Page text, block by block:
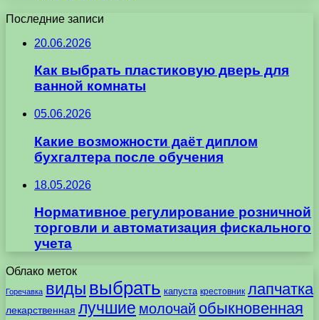
Последние записи
20.06.2026
Как выбрать пластиковую дверь для
ванной комнаты
05.06.2026
Какие возможности даёт диплом
бухгалтера после обучения
18.05.2026
Нормативное регулирование розничной
торговли и автоматизация фискального
учета
Облако меток
Горечавка виды выбрать капуста крестовник лапчатка
лекарственная лучшие молочай обыкновенная